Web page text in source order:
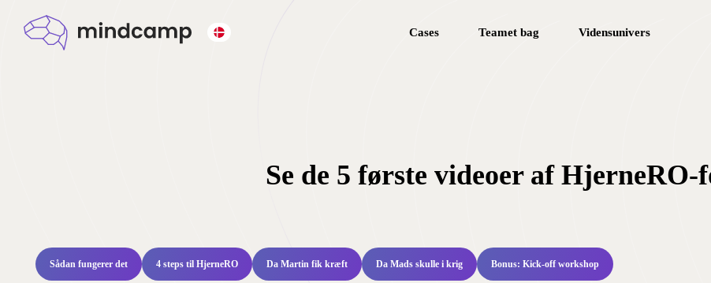
Cases Teamet bag Vidensunivers
Se de 5 første videoer af HjerneRO-
Sådan fungerer det 4 steps til HjerneRO Da Martin fik kræft Da Mads skulle i krig Bonus: Kick-off workshop